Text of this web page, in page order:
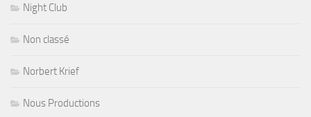
Night Club
Non classé
Norbert Krief
Nous Productions